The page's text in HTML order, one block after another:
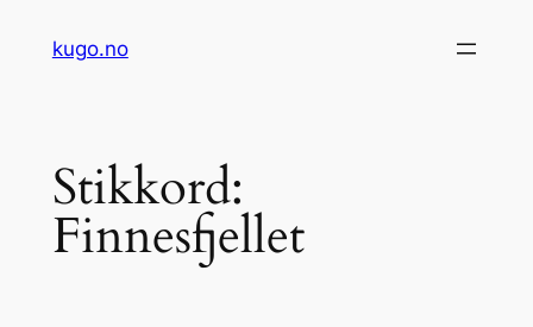
kugo.no
Stikkord:
Finnesfjellet